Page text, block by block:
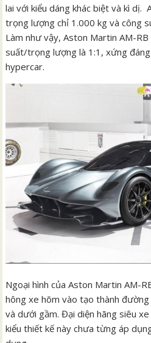
lai với kiểu dáng khác biệt và kì dị.
trọng lượng chỉ 1.000 kg và công
Làm như vậy, Aston Martin AM-
suất/trọng lượng là 1:1, xứng
hypercar.
Ngoại hình của Aston Martin AM-
hông xe hõm vào tạo thành
và dưới gầm. Đại diện hãng siêu
kiểu thiết kế này chưa từng áp